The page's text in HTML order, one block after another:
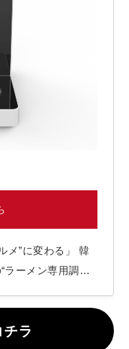
メ”に変わる」 韓
ラーメン専用調理
を画す美味しさと
幅広く支持されて
ラ